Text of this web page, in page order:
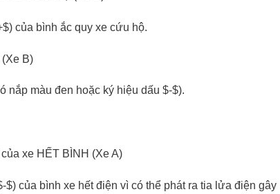
) của bình ắc quy xe cứu hộ.
B)
nắp màu đen hoặc ký hiệu dấu $-$).
xe HẾT BÌNH (Xe A)
$) của bình xe hết điện vì có thể phát ra tia lửa điện gây